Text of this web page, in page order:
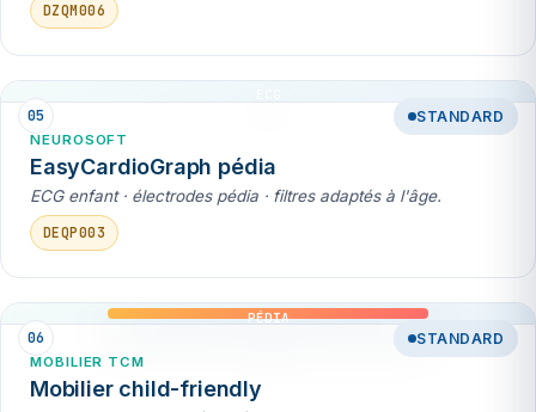
DZQM006
05 STANDARD
NEUROSOFT
EasyCardioGraph pédia
ECG enfant · électrodes pédia · filtres adaptés à l'âge.
DEQP003
06 STANDARD
PÉDIA
MOBILIER TCM
Mobilier child-friendly